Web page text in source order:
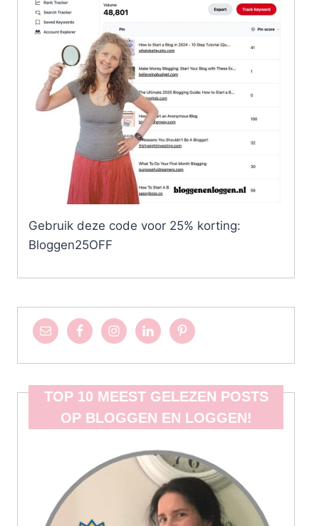
Gebruik deze code voor 25% korting:
Bloggen25OFF
TOP 10 MEEST GELEZEN POSTS
OP BLOGGEN EN LOGGEN!